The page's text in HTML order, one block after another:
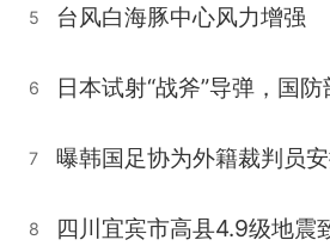
5 台风白海豚中心风力增强
6
7
8